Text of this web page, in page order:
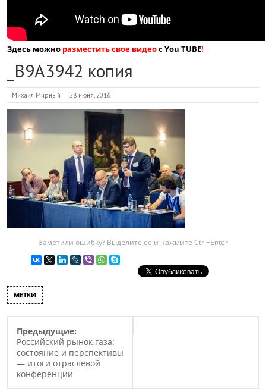
Здесь можно разместить свое видеос You TUBE!
_B9A3942 копия
Михаил Мирный 28 июня, 2016
Заметили ошибку? Выделите ее и нажмите Ctrl+Enter
МЕТКИ
Предыдущие:
Российский рынок газа:
состояние и перспективы
— итоги отраслевой
конференции